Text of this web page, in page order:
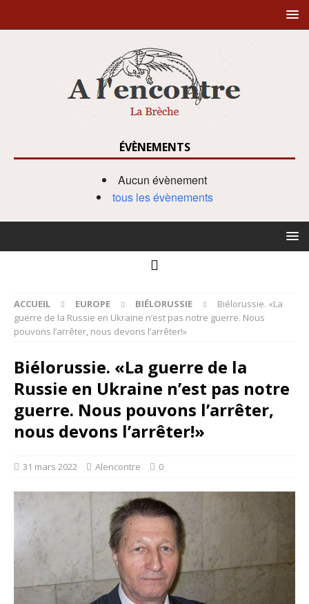
ÉVÈNEMENTS
Aucun évènement
tous les évènements
ACCUEIL EUROPE BIÉLORUSSIE
Biélorussie. «La
guerre de la Russie en Ukraine n’est pas notre guerre. Nous
pouvons l’arrêter, nous devons l’arrêter!»
Biélorussie. «La guerre de la
Russie en Ukraine n’est pas notre
guerre. Nous pouvons l’arrêter,
nous devons l’arrêter!»
31 mars 2022 Alencontre 0